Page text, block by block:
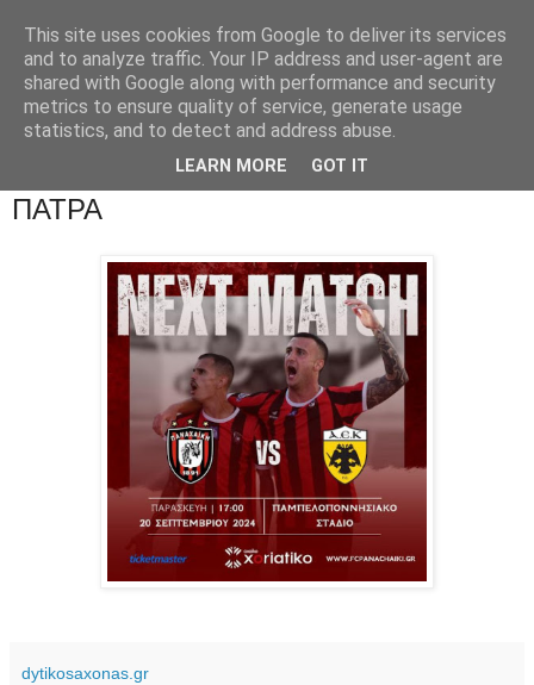
ΠΑΤΡΑ
dytikosaxonas.gr
This site uses cookies from Google to deliver its services
and to analyze traffic. Your IP address and user-agent are
shared with Google along with performance and security
metrics to ensure quality of service, generate usage
statistics, and to detect and address abuse.
LEARN MORE GOT IT